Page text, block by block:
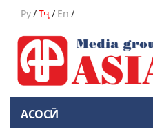
Ру/Тҷ/ En /
АСОСӢ